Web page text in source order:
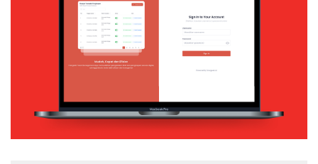
ENERGEEK – TRAVEL MANAGEMENT APP
Web Application